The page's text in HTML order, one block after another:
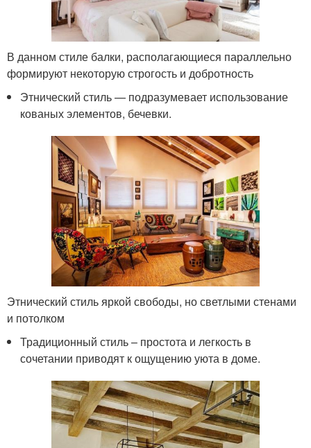
В данном стиле балки, располагающиеся параллельно
формируют некоторую строгость и добротность
Этнический стиль — подразумевает использование
кованых элементов, бечевки.
Этнический стиль яркой свободы, но светлыми стенами
и потолком
Традиционный стиль – простота и легкость в
сочетании приводят к ощущению уюта в доме.